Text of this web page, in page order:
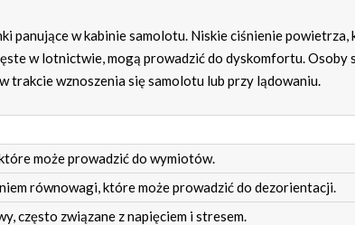
panujące w kabinie samolotu. Niskie ciśnienie powietrza,
w lotnictwie, mogą prowadzić do dyskomfortu. Osoby
trakcie wznoszenia się samolotu lub przy lądowaniu.
może prowadzić do wymiotów.
równowagi, które może prowadzić do dezorientacji.
często związane z napięciem i stresem.